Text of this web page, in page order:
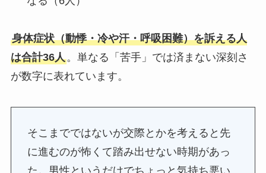
身体症状（動悸・冷や汗・呼吸困難）を訴える人
は合計36人。単なる「苦手」では済まない深刻さ
が数字に表れています。
そこまでではないが交際とかを考えると先
に進むのが怖くて踏み出せない時期があっ